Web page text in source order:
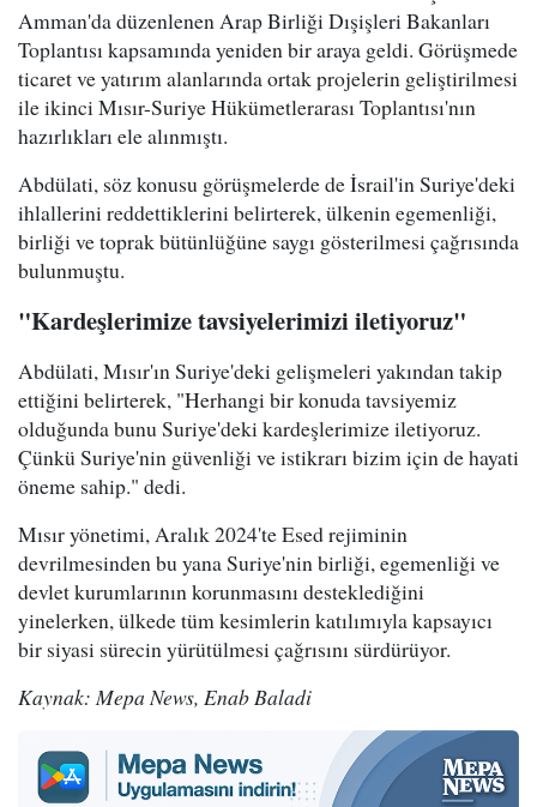
Amman'da düzenlenen Arap Birliği Dışişleri Bakanları
Toplantısı kapsamında yeniden bir araya geldi. Görüşmede
ticaret ve yatırım alanlarında ortak projelerin geliştirilmesi
ile ikinci Mısır-Suriye Hükümetlerarası Toplantısı'nın
hazırlıkları ele alınmıştı.
Abdülati, söz konusu görüşmelerde de İsrail'in Suriye'deki
ihlallerini reddettiklerini belirterek, ülkenin egemenliği,
birliği ve toprak bütünlüğüne saygı gösterilmesi çağrısında
bulunmuştu.
"Kardeşlerimize tavsiyelerimizi iletiyoruz"
Abdülati, Mısır'ın Suriye'deki gelişmeleri yakından takip
ettiğini belirterek, "Herhangi bir konuda tavsiyemiz
olduğunda bunu Suriye'deki kardeşlerimize iletiyoruz.
Çünkü Suriye'nin güvenliği ve istikrarı bizim için de hayati
öneme sahip." dedi.
Mısır yönetimi, Aralık 2024'te Esed rejiminin
devrilmesinden bu yana Suriye'nin birliği, egemenliği ve
devlet kurumlarının korunmasını desteklediğini
yinelerken, ülkede tüm kesimlerin katılımıyla kapsayıcı
bir siyasi sürecin yürütülmesi çağrısını sürdürüyor.
Kaynak: Mepa News, Enab Baladi